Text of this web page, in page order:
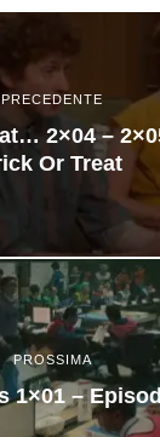
PRECEDENTE
2×04 –
Or Treat
PROSSIMA
1×01 –